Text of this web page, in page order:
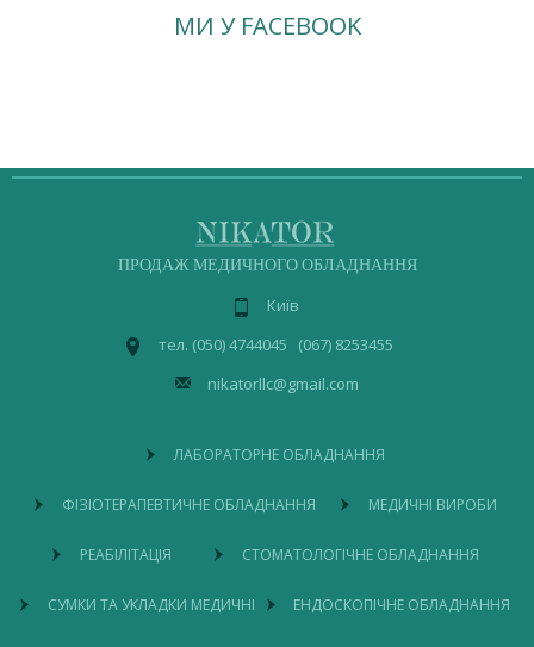
МИ У FACEBOOK
ПРОДАЖ МЕДИЧНОГО ОБЛАДНАННЯ
Київ
тел. (050) 4744045 (067) 8253455
nikatorllc@gmail.com
ЛАБОРАТОРНЕ ОБЛАДНАННЯ
ФІЗІОТЕРАПЕВТИЧНЕ ОБЛАДНАННЯ МЕДИЧНІ ВИРОБИ
РЕАБІЛІТАЦІЯ СТОМАТОЛОГІЧНЕ ОБЛАДНАННЯ
СУМКИ ТА УКЛАДКИ МЕДИЧНІ ЕНДОСКОПІЧНЕ ОБЛАДНАННЯ